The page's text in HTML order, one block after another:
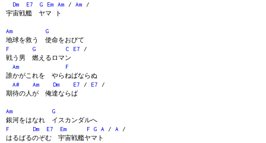
Dm
E7 G Em Am / Am /
宇宙戦艦 ヤマ ト
Am
G
地球を救う 使命をおびて
F
G C E7 /
戦う男 燃えるロマン
Am
F
誰かがこれを やらねばならぬ
A#
Am Dm E7 / E7 /
期待の人が 俺達ならば
Am
G
銀河をはなれ イスカンダルへ
F
Dm E7 Em F G A / A /
はるばるのぞむ 宇宙戦艦ヤマト